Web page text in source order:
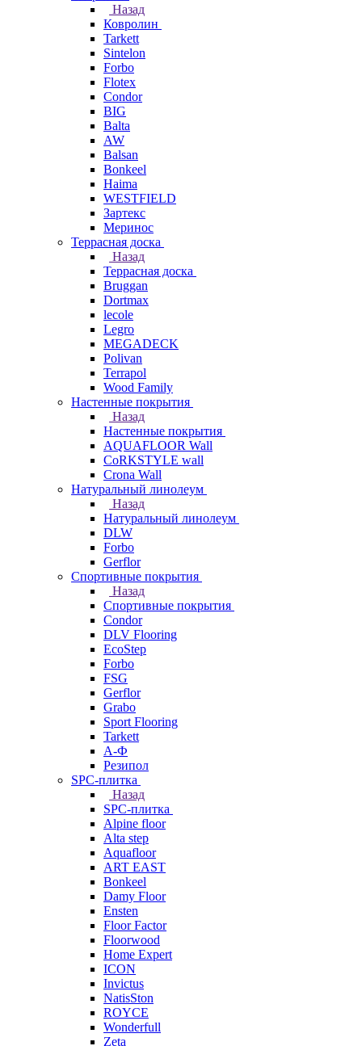
Назад
Ковролин
Tarkett
Sintelon
Forbo
Flotex
Condor
BIG
Balta
AW
Balsan
Bonkeel
Haima
WESTFIELD
Зартекс
Меринос
Террасная доска
Назад
Террасная доска
Bruggan
Dortmax
lecole
Legro
MEGADECK
Polivan
Terrapol
Wood Family
Настенные покрытия
Назад
Настенные покрытия
AQUAFLOOR Wall
CoRKSTYLE wall
Crona Wall
Натуральный линолеум
Назад
Натуральный линолеум
DLW
Forbo
Gerflor
Спортивные покрытия
Назад
Спортивные покрытия
Condor
DLV Flooring
EcoStep
Forbo
FSG
Gerflor
Grabo
Sport Flooring
Tarkett
А-Ф
Резипол
SPC-плитка
Назад
SPC-плитка
Alpine floor
Alta step
Aquafloor
ART EAST
Bonkeel
Damy Floor
Ensten
Floor Factor
Floorwood
Home Expert
ICON
Invictus
NatisSton
ROYCE
Wonderfull
Zeta